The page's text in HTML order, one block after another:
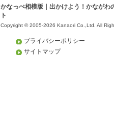
かなっぺ相模版｜出かけよう！かながわ
ト
Copyright © 2005-2026 Kanaori Co.,Ltd. All
プライバシーポリシー
サイトマップ